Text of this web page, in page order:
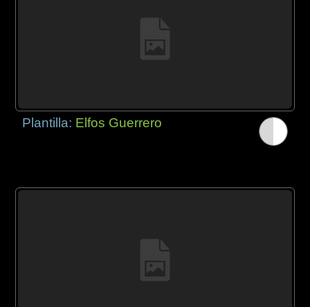
Plantilla: Elfos Guerrero